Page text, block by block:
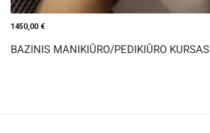
1450,00 €
BAZINIS MANIKIŪRO/PEDIKIŪRO KURSAS